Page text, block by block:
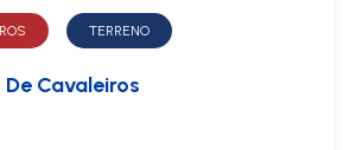
TERRENO
Cavaleiros